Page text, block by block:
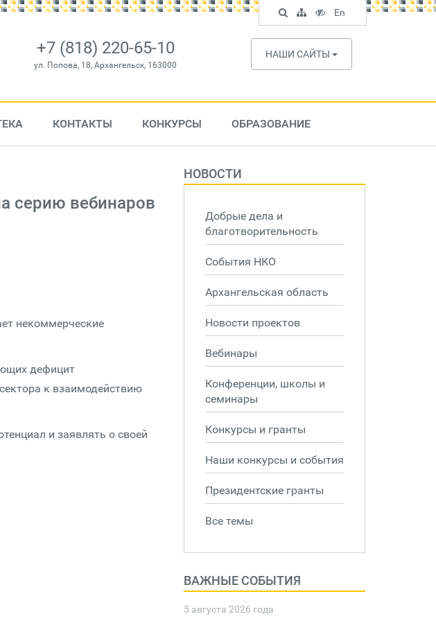
+7 (818) 220-65-10
ул. Попова, 18, Архангельск, 163000
НАШИ САЙТЫ
КОНТАКТЫ КОНКУРСЫ ОБРАЗОВАНИЕ
серию вебинаров
некоммерческие
дефицит
к взаимодействию
и заявлять о своей
НОВОСТИ
Добрые дела и
благотворительность
События НКО
Архангельская область
Новости проектов
Вебинары
Конференции, школы и
семинары
Конкурсы и гранты
Наши конкурсы и события
Президентские гранты
Все темы
ВАЖНЫЕ СОБЫТИЯ
5 августа 2026 года
Поиск
по
сайту
Карта
сайта
Версия
для
слабовидящих
En
English